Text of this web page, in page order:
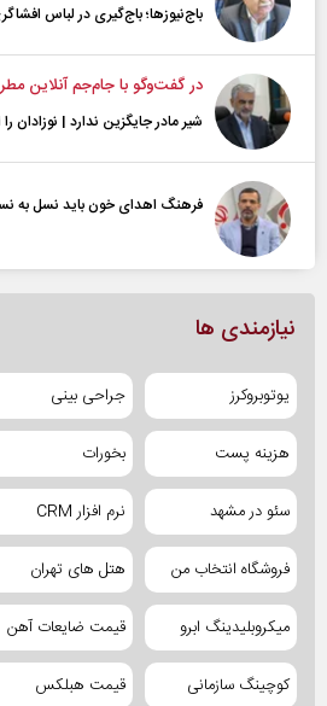
باج‌نیوزها؛ باج‌گیری در لباس
در گفت‌و‌گو با جام‌جم آنلاین
شیر مادر جایگزین ندارد | نوزادان
فرهنگ اهدای خون باید نسل به
نیازمندی ها
یوتوبروکرز جراحی بینی
هزینه پست بخورات
سئو در مشهد نرم افزار CRM
فروشگاه انتخاب من هتل های تهران
میکروبلیدینگ ابرو قیمت ضایعات آهن
کوچینگ سازمانی قیمت هبلکس